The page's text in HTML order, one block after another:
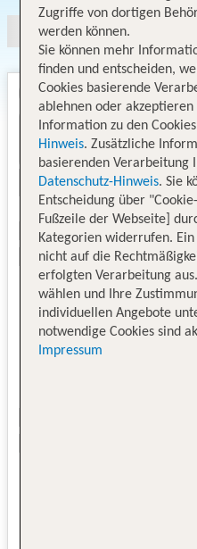
Zugriffe von dortigen
werden können.
Sie können mehr
finden und entscheiden,
Cookies basierende
ablehnen oder
Information zu den
Hinweis. Zusätzliche
basierenden Verarbeitung
Datenschutz-Hinweis. Sie
Entscheidung über
Fußzeile der Webseite]
Kategorien widerrufen.
nicht auf die
erfolgten Verarbeitung
wählen und Ihre
individuellen Angebote
notwendige Cookies sind
Impressum